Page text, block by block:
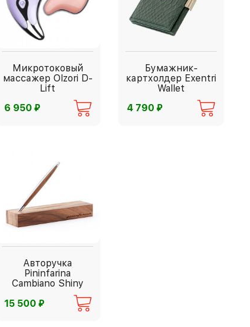
Микротоковый
массажер Olzori D-
Lift
6 950 ⃏
Бумажник-
картхолдер Exentri
Wallet
4 790⃏
Авторучка
Pininfarina
Cambiano Shiny
15 500 ⃏